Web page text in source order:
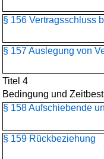
§ 156 Vertragsschluss
§ 157 Auslegung von
Titel 4
Bedingung und
§ 158 Aufschiebende
§ 159 Rückbeziehung